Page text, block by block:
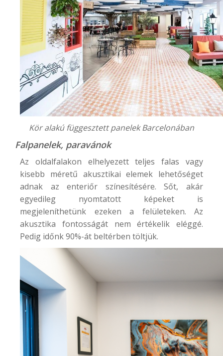
Kör alakú függesztett panelek Barcelonában
Falpanelek, paravánok
Az oldalfalakon elhelyezett teljes falas vagy
kisebb méretű akusztikai elemek lehetőséget
adnak az enteriőr színesítésére. Sőt, akár
egyedileg nyomtatott képeket is
megjeleníthetünk ezeken a felületeken. Az
akusztika fontosságát nem értékelik eléggé.
Pedig időnk 90%-át beltérben töltjük.